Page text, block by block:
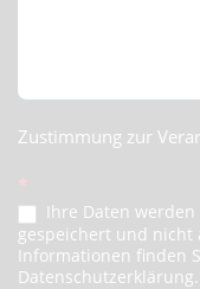
Zustimmung zur
*
Ihre Daten
gespeichert und nicht
Informationen finden
Datenschutzerklärung.